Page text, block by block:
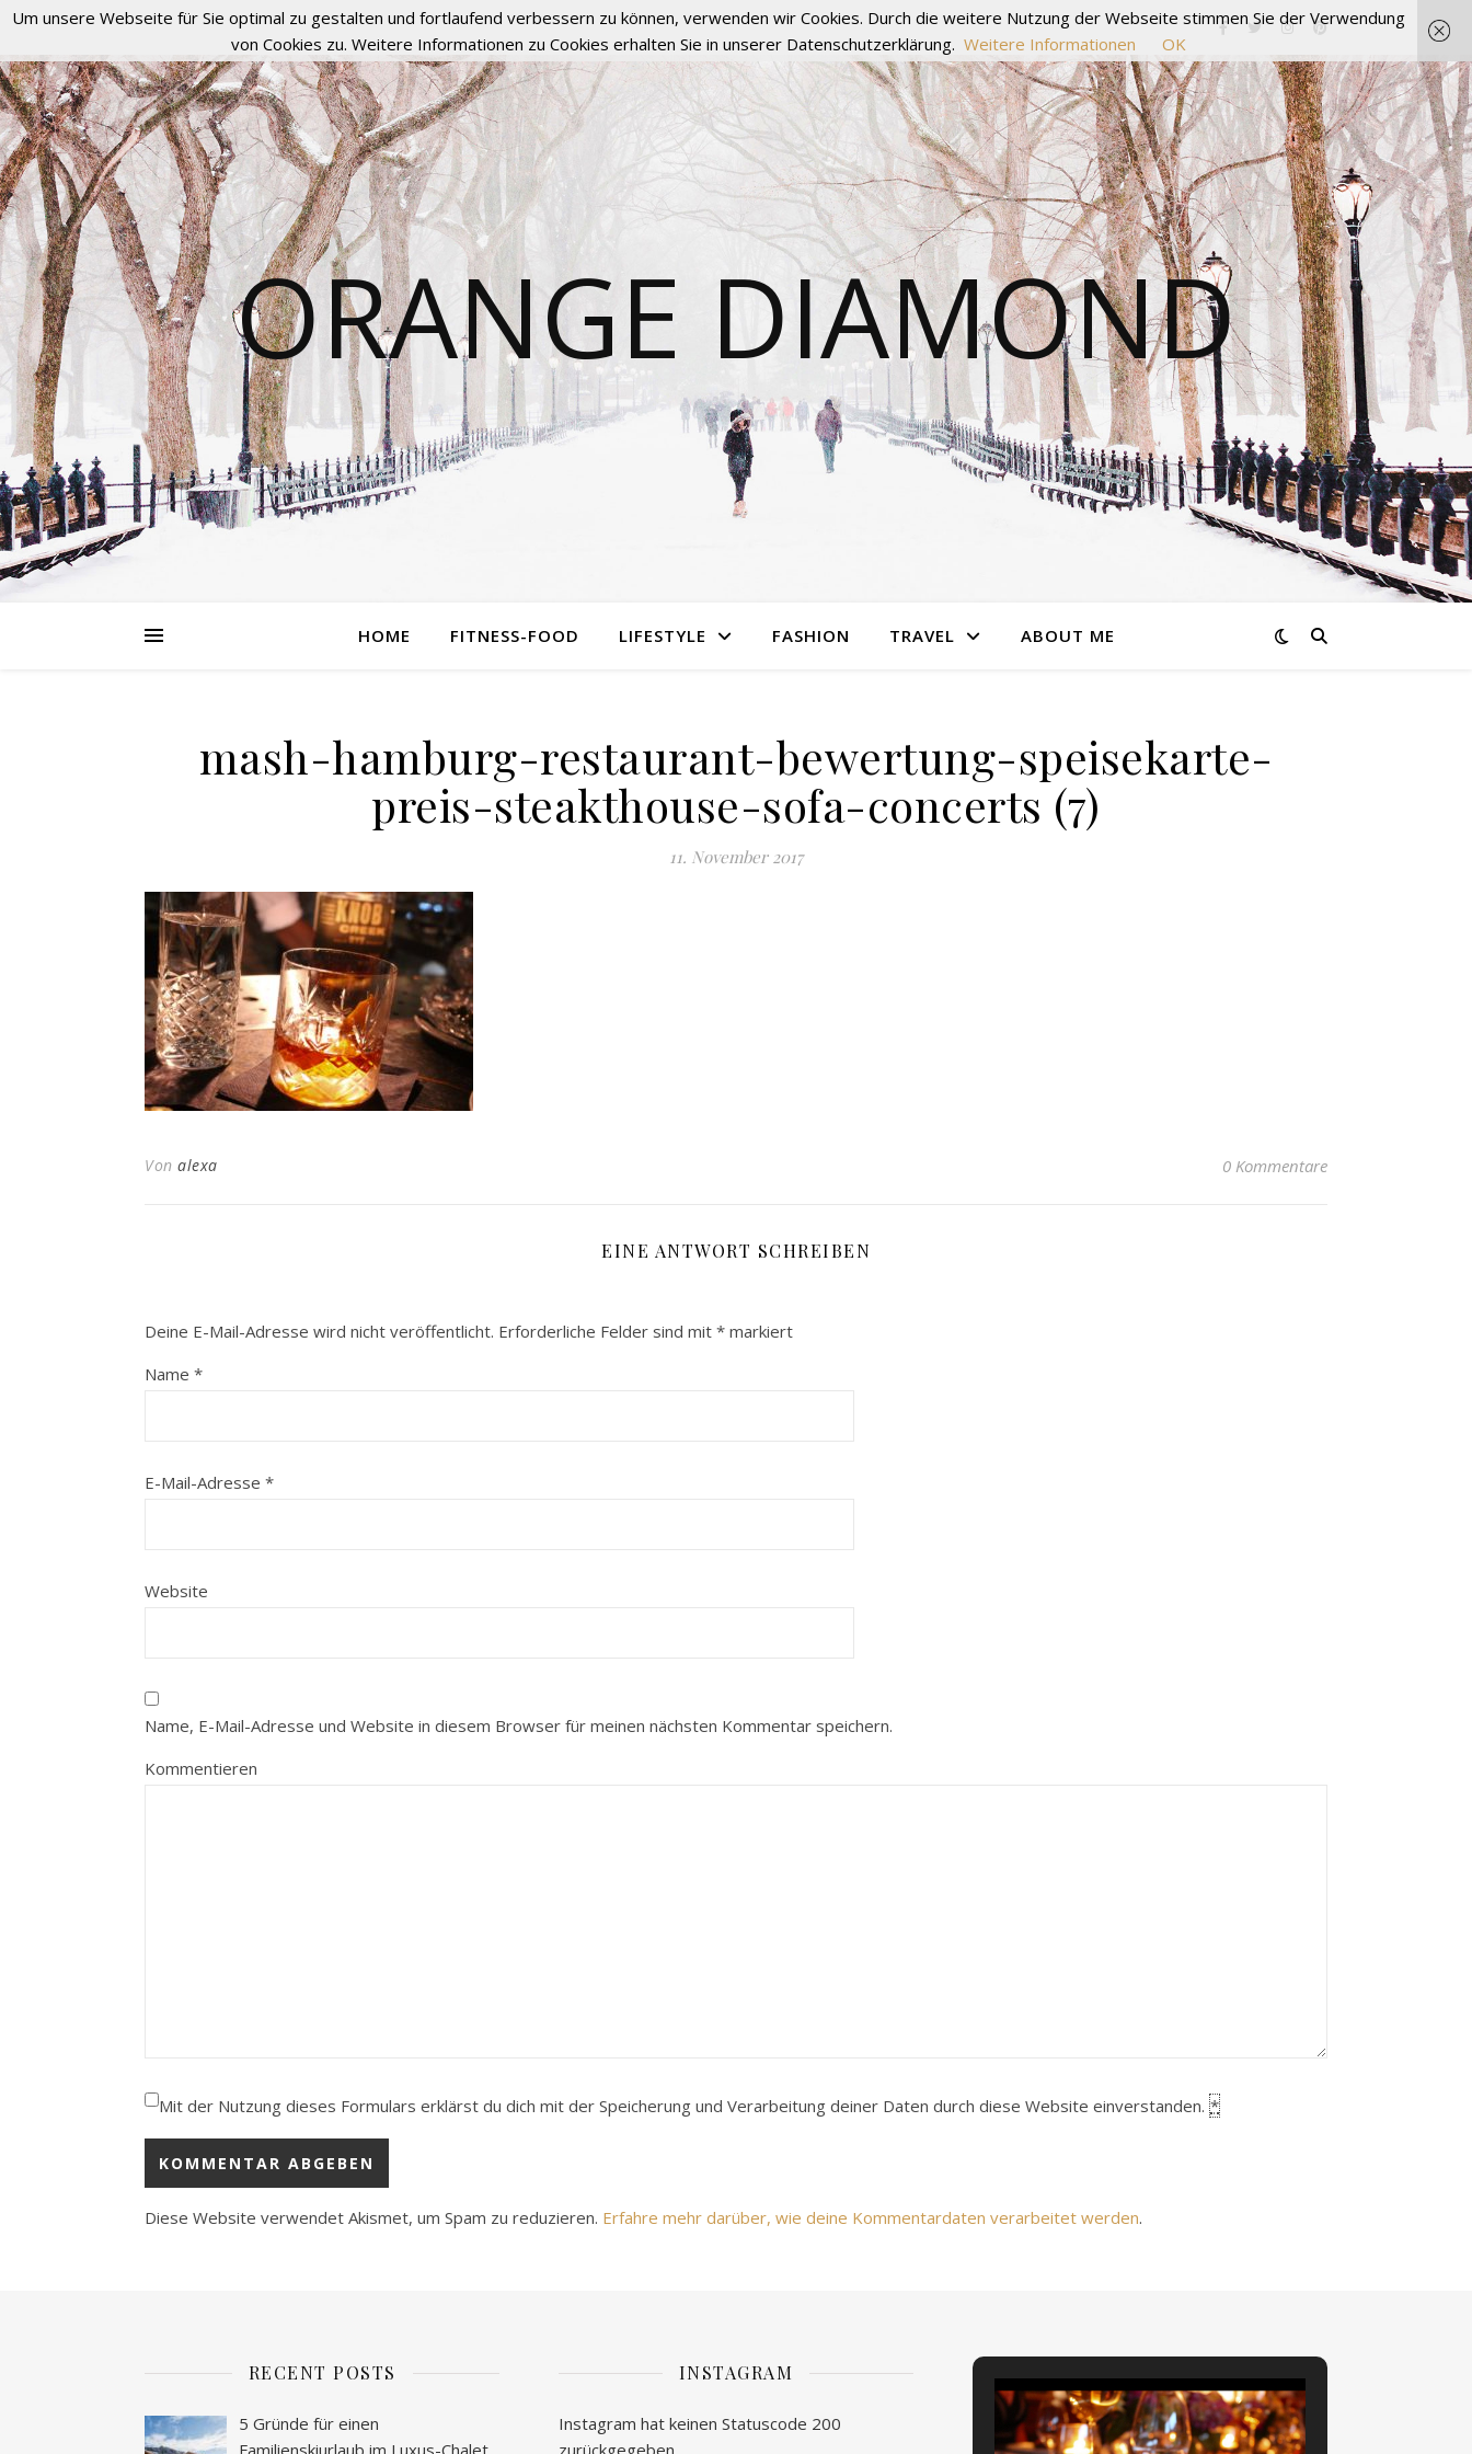
ORANGE DIAMOND
HOME FITNESS-FOOD LIFESTYLE FASHION TRAVEL ABOUT ME
mash-hamburg-restaurant-bewertung-speisekarte-
preis-steakthouse-sofa-concerts (7)
11. November 2017
Von alexa 0 Kommentare
EINE ANTWORT SCHREIBEN
Deine E-Mail-Adresse wird nicht veröffentlicht. Erforderliche Felder sind mit * markiert
Name *
E-Mail-Adresse *
Website
Name, E-Mail-Adresse und Website in diesem Browser für meinen nächsten Kommentar speichern.
Kommentieren
Mit der Nutzung dieses Formulars erklärst du dich mit der Speicherung und Verarbeitung deiner Daten durch diese Website einverstanden. *
Diese Website verwendet Akismet, um Spam zu reduzieren. Erfahre mehr darüber, wie deine Kommentardaten verarbeitet werden.
RECENT POSTS
5 Gründe für einen
Familienskiurlaub im Luxus-Chalet
INSTAGRAM
Instagram hat keinen Statuscode 200
zurückgegeben.
Um unsere Webseite für Sie optimal zu gestalten und fortlaufend verbessern zu können, verwenden wir Cookies. Durch die weitere Nutzung der Webseite stimmen Sie der Verwendung
von Cookies zu. Weitere Informationen zu Cookies erhalten Sie in unserer Datenschutzerklärung. Weitere Informationen OK